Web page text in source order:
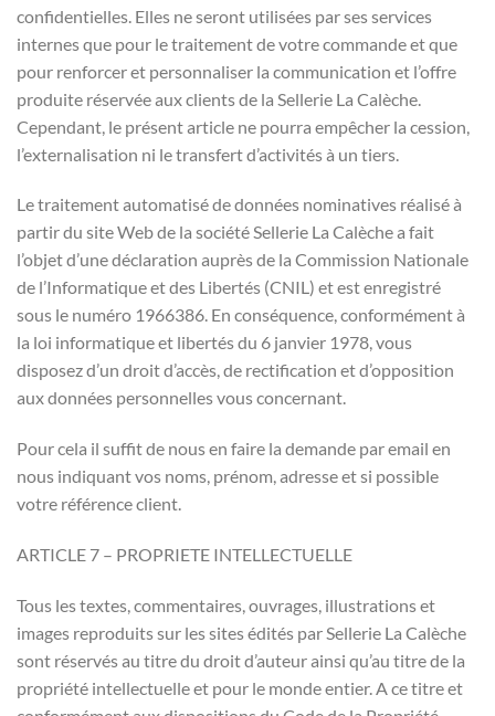
confidentielles. Elles ne seront utilisées par ses services
internes que pour le traitement de votre commande et que
pour renforcer et personnaliser la communication et l’offre
produite réservée aux clients de la Sellerie La Calèche.
Cependant, le présent article ne pourra empêcher la cession,
l’externalisation ni le transfert d’activités à un tiers.
Le traitement automatisé de données nominatives réalisé à
partir du site Web de la société Sellerie La Calèche a fait
l’objet d’une déclaration auprès de la Commission Nationale
de l’Informatique et des Libertés (CNIL) et est enregistré
sous le numéro 1966386. En conséquence, conformément à
la loi informatique et libertés du 6 janvier 1978, vous
disposez d’un droit d’accès, de rectification et d’opposition
aux données personnelles vous concernant.
Pour cela il suffit de nous en faire la demande par email en
nous indiquant vos noms, prénom, adresse et si possible
votre référence client.
ARTICLE 7 – PROPRIETE INTELLECTUELLE
Tous les textes, commentaires, ouvrages, illustrations et
images reproduits sur les sites édités par Sellerie La Calèche
sont réservés au titre du droit d’auteur ainsi qu’au titre de la
propriété intellectuelle et pour le monde entier. A ce titre et